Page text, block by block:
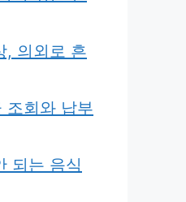
, 의외로 흔
조회와 납부
되는 음식